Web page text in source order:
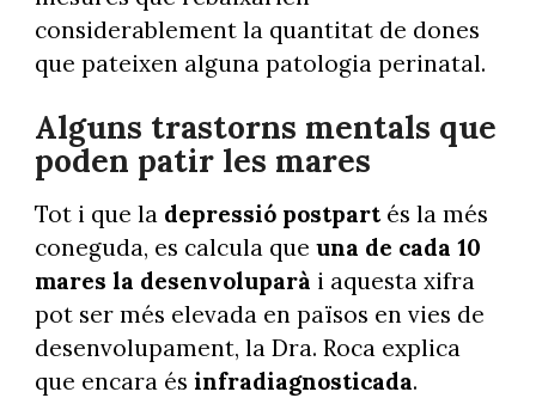
considerablement la quantitat de dones
que pateixen alguna patologia perinatal.
Alguns trastorns mentals que
poden patir les mares
Tot i que la depressió postpart és la més
coneguda, es calcula que una de cada 10
mares la desenvoluparà i aquesta xifra
pot ser més elevada en països en vies de
desenvolupament, la Dra. Roca explica
que encara és infradiagnosticada.